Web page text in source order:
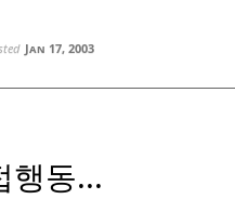
Jan 17, 2003
행동...
치북5
치북5